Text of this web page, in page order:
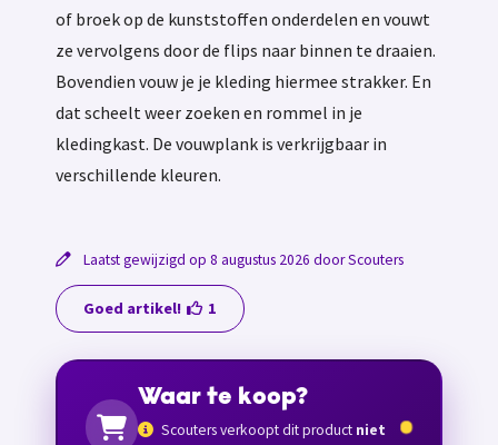
of broek op de kunststoffen onderdelen en vouwt
ze vervolgens door de flips naar binnen te draaien.
Bovendien vouw je je kleding hiermee strakker. En
dat scheelt weer zoeken en rommel in je
kledingkast. De vouwplank is verkrijgbaar in
verschillende kleuren.
Laatst gewijzigd op 8 augustus 2026 door Scouters
Goed artikel! 1
Waar te koop?
Scouters verkoopt dit product niet